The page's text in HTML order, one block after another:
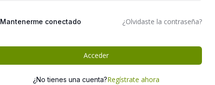
Mantenerme conectado ¿Olvidaste la contraseña?
Acceder
¿No tienes una cuenta?Regístrate ahora